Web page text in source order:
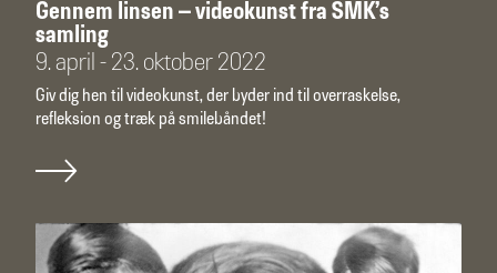
Gennem linsen – videokunst fra SMK’s
samling
9. april - 23. oktober 2022
Giv dig hen til videokunst, der byder ind til overraskelse,
refleksion og træk på smilebåndet!